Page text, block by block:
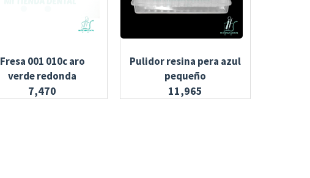
Fresa 001 010c aro
verde redonda
7,470
Pulidor resina pera azul
pequeño
11,965